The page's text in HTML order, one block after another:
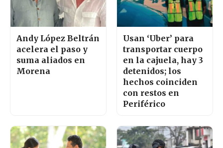
Andy López Beltrán
acelera el paso y
suma aliados en
Morena
Usan ‘Uber’ para
transportar cuerpo
en la cajuela, hay 3
detenidos; los
hechos coinciden
con restos en
Periférico